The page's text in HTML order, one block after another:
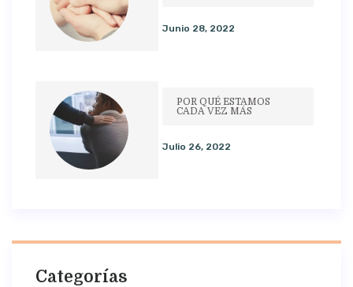
Junio 28, 2022
POR QUÉ ESTAMOS
CADA VEZ MÁS
Julio 26, 2022
Categorías